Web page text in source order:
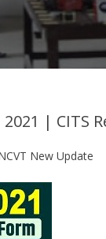
| CITS
New Update